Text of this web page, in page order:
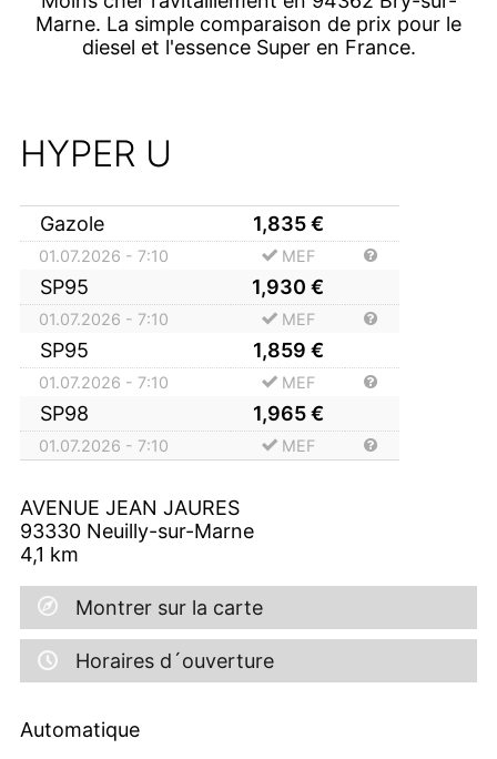
Marne. La simple comparaison de prix pour le
diesel et l'essence Super en France.
HYPER U
Gazole 1,835€
01.07.2026 - 7:10 MEF
SP95 1,930 €
01.07.2026 - 7:10 MEF
SP95 1,859 €
01.07.2026 - 7:10 MEF
SP98 1,965€
01.07.2026 - 7:10 MEF
AVENUE JEAN JAURES
93330 Neuilly-sur-Marne
4,1 km
Montrer sur la carte
Horaires d´ouverture
Automatique